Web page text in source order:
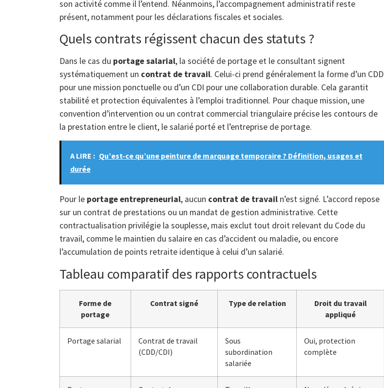
son activité comme il l’entend. Néanmoins, l’accompagnement administratif reste
présent, notamment pour les déclarations fiscales et sociales.
Quels contrats régissent chacun des statuts ?
Dans le cas du portage salarial, la société de portage et le consultant signent
systématiquement un contrat de travail. Celui-ci prend généralement la forme d’un CDD
pour une mission ponctuelle ou d’un CDI pour une collaboration durable. Cela garantit
stabilité et protection équivalentes à l’emploi traditionnel. Pour chaque mission, une
convention d’intervention ou un contrat commercial triangulaire précise les contours de
la prestation entre le client, le salarié porté et l’entreprise de portage.
A LIRE : Qu’est-ce qu’une peinture de marquage temporaire ? Définition, usages et
durée
Pour le portage entrepreneurial, aucun contrat de travail n’est signé. L’accord repose
sur un contrat de prestations ou un mandat de gestion administrative. Cette
contractualisation privilégie la souplesse, mais exclut tout droit relevant du Code du
travail, comme le maintien du salaire en cas d’accident ou maladie, ou encore
l’accumulation de points retraite identique à celui d’un salarié.
Tableau comparatif des rapports contractuels
Forme de
portage
Contrat signé Type de relation
Droit du travail
appliqué
Portage salarial
Contrat de travail
(CDD/CDI)
Sous
subordination
salariée
Oui, protection
complète